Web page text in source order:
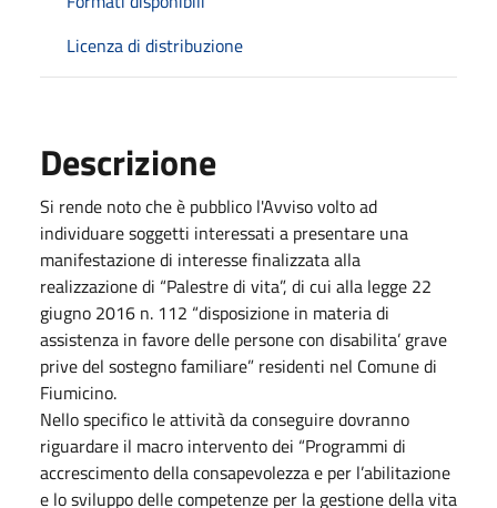
Licenza di distribuzione
Descrizione
Si rende noto che è pubblico l'Avviso volto ad
individuare soggetti interessati a presentare una
manifestazione di interesse finalizzata alla
realizzazione di “Palestre di vita”, di cui alla legge 22
giugno 2016 n. 112 “disposizione in materia di
assistenza in favore delle persone con disabilita’ grave
prive del sostegno familiare” residenti nel Comune di
Fiumicino.
Nello specifico le attività da conseguire dovranno
riguardare il macro intervento dei “Programmi di
accrescimento della consapevolezza e per l’abilitazione
e lo sviluppo delle competenze per la gestione della vita